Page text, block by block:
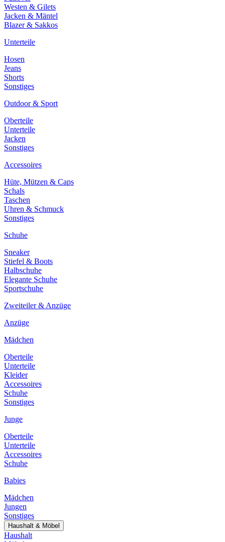
Westen & Gilets
Jacken & Mäntel
Blazer & Sakkos
Unterteile
Hosen
Jeans
Shorts
Sonstiges
Outdoor & Sport
Oberteile
Unterteile
Jacken
Sonstiges
Accessoires
Hüte, Mützen & Caps
Schals
Taschen
Uhren & Schmuck
Sonstiges
Schuhe
Sneaker
Stiefel & Boots
Halbschuhe
Elegante Schuhe
Sportschuhe
Zweiteiler & Anzüge
Anzüge
Mädchen
Oberteile
Unterteile
Kleider
Accessoires
Schuhe
Sonstiges
Junge
Oberteile
Unterteile
Accessoires
Schuhe
Babies
Mädchen
Jungen
Sonstiges
Haushalt & Möbel
Haushalt